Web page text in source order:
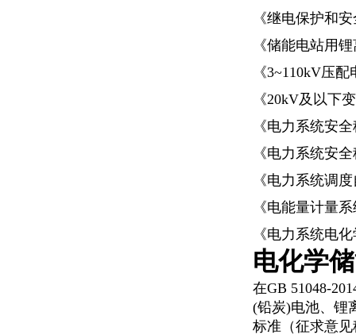
《继电保护和
《储能电站用
《3~110kV压
《20kV及以下
《电力系统安
《电力系统安
《电力系统调
《电能量计量
《电力系统电
电化学
在GB 51048-
(铅炭)电池、锂
标准（征求意